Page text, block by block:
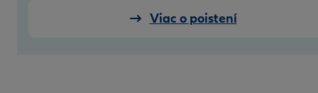
Viac o poistení